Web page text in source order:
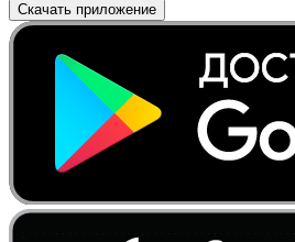
Скачать приложение